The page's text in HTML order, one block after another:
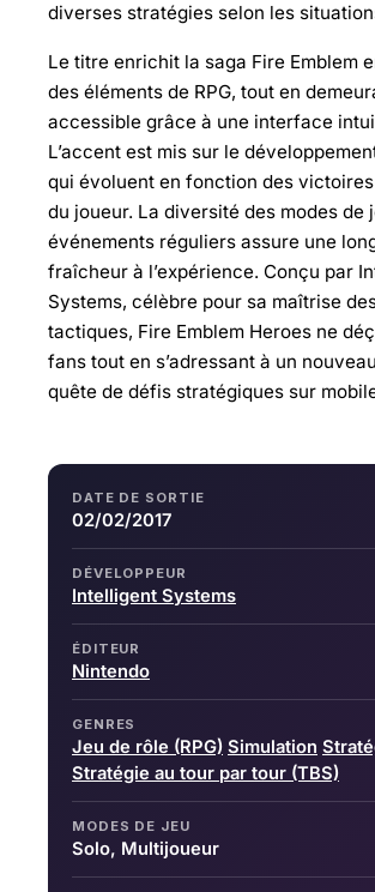
diverses stratégies selon les
Le titre enrichit la saga Fire Emblem
des éléments de RPG, tout en
accessible grâce à une interface
L’accent est mis sur le
qui évoluent en fonction des
du joueur. La diversité des modes de
événements réguliers assure une
fraîcheur à l’expérience. Conçu par
Systems, célèbre pour sa maîtrise
tactiques, Fire Emblem Heroes ne
fans tout en s’adressant à un
quête de défis stratégiques sur
DATE DE SORTIE
02/02/2017
DÉVELOPPEUR
Intelligent Systems
ÉDITEUR
Nintendo
GENRES
Jeu de rôle (RPG) Simulation
Stratégie au tour par tour (TBS)
MODES DE JEU
Solo, Multijoueur